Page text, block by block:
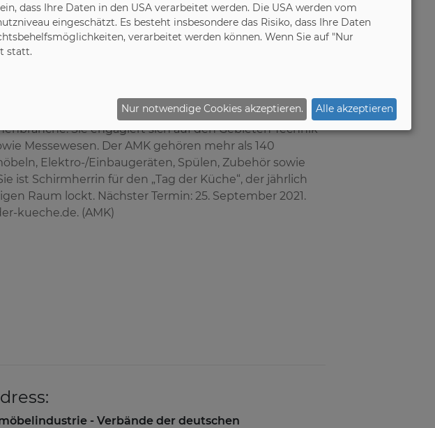
Sie engagiert sich auf den Gebieten Technik
Messewesen. Der AMK gehören mehr als 140
Elektro-/Einbaugeräten, Spülen, Zubehör sowie
Schirmherrin für den „Tag der Küche“, der jährlich
Raum lockt. Nächster Termin: 25. September 2021.
kueche.de. (AMK)
- Verbände der deutschen
dass Ihre Daten in den USA verarbeitet werden. Die USA werden vom
eingeschätzt. Es besteht insbesondere das Risiko, dass Ihre Daten
verarbeitet werden können. Wenn Sie auf "Nur
statt.
Nur notwendige Cookies akzeptieren. Alle akzeptieren